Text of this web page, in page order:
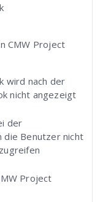
CMW Project
wird nach der
nicht angezeigt
der
die Benutzer nicht
Project